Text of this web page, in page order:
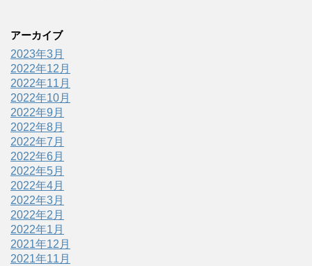
アーカイブ
2023年3月
2022年12月
2022年11月
2022年10月
2022年9月
2022年8月
2022年7月
2022年6月
2022年5月
2022年4月
2022年3月
2022年2月
2022年1月
2021年12月
2021年11月